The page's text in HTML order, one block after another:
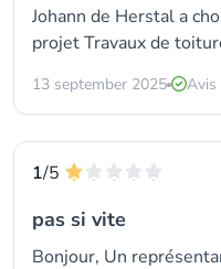
Johann de Herstal a
projet Travaux de
13 september 2025 Avis
1/5
pas si vite
Bonjour, Un